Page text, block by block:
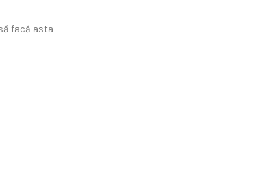
facă asta